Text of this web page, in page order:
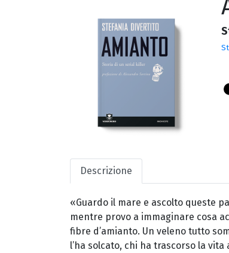
Descrizione
«Guardo il mare e ascolto queste
mentre provo a immaginare cosa
fibre d’amianto. Un veleno tutto
l’ha solcato, chi ha trascorso la